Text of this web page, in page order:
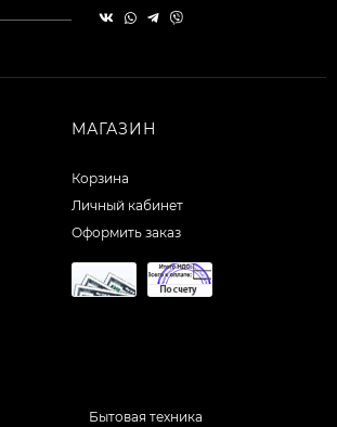
МАГАЗИН
Корзина
Личный кабинет
Оформить заказ
Бытовая техника